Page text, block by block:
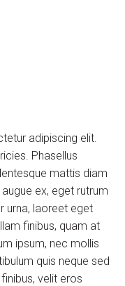
adipiscing elit.
Phasellus
mattis diam
ex, eget rutrum
urna, laoreet eget
finibus, quam at
ipsum, nec mollis
quis neque sed
velit eros